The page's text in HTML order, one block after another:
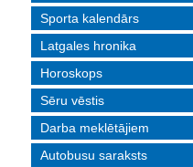
Sporta kalendārs
Latgales hronika
Horoskops
Sēru vēstis
Darba meklētājiem
Autobusu saraksts